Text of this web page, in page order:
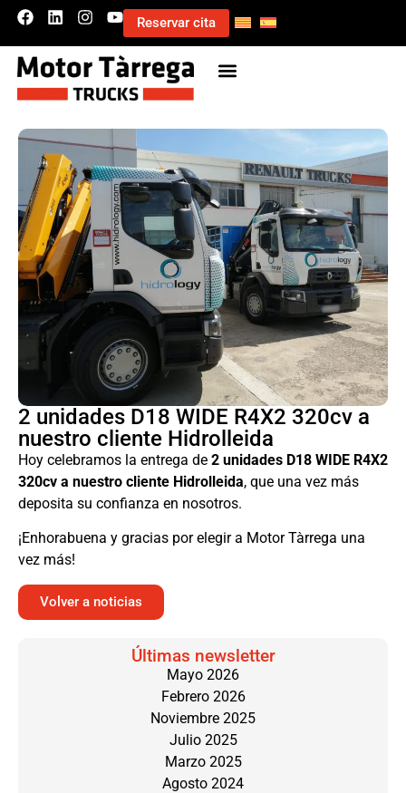
Reservar cita
2 unidades D18 WIDE R4X2 320cv a
nuestro cliente Hidrolleida
Hoy celebramos la entrega de 2 unidades D18 WIDE R4X2
320cv a nuestro cliente Hidrolleida, que una vez más
deposita su confianza en nosotros.
¡Enhorabuena y gracias por elegir a Motor Tàrrega una
vez más!
Volver a noticias
Últimas newsletter
Mayo 2026
Febrero 2026
Noviembre 2025
Julio 2025
Marzo 2025
Agosto 2024